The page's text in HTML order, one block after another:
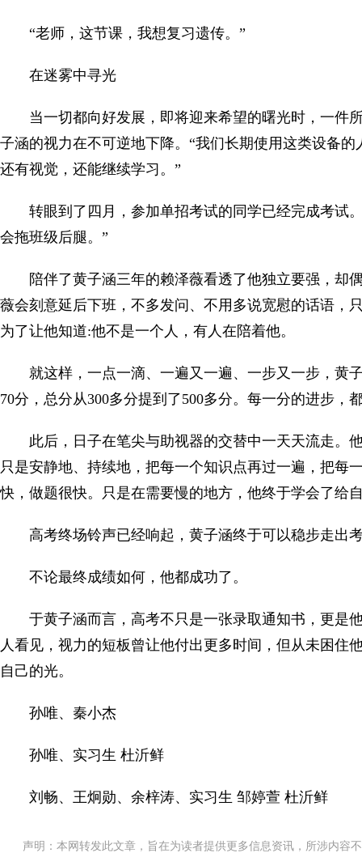
“老师，这节课，我想复习遗传。”
在迷雾中寻光
当一切都向好发展，即将迎来希望的曙光时，一件
子涵的视力在不可逆地下降。“我们长期使用这类设备
还有视觉，还能继续学习。”
转眼到了四月，参加单招考试的同学已经完成考试
会拖班级后腿。”
陪伴了黄子涵三年的赖泽薇看透了他独立要强，却
薇会刻意延后下班，不多发问、不用多说宽慰的话语，
为了让他知道:他不是一个人，有人在陪着他。
就这样，一点一滴、一遍又一遍、一步又一步，黄
70分，总分从300多分提到了500多分。每一分的进步，
此后，日子在笔尖与助视器的交替中一天天流走。
只是安静地、持续地，把每一个知识点再过一遍，把每
快，做题很快。只是在需要慢的地方，他终于学会了给
高考终场铃声已经响起，黄子涵终于可以稳步走出
不论最终成绩如何，他都成功了。
于黄子涵而言，高考不只是一张录取通知书，更是
人看见，视力的短板曾让他付出更多时间，但从未困住
自己的光。
孙唯、秦小杰
孙唯、实习生 杜沂鲜
刘畅、王炯勋、余梓涛、实习生 邹婷萱 杜沂鲜
声明：本网转发此文章，旨在为读者提供更多信息资讯，所涉内容